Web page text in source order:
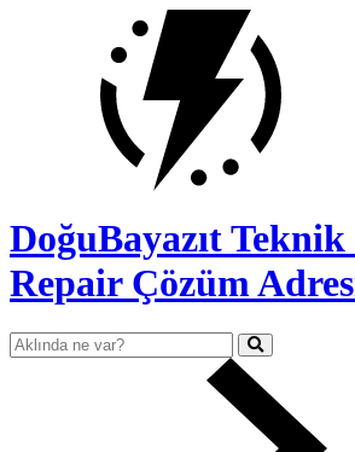
DoğuBayazıt Teknik
Repair Çözüm